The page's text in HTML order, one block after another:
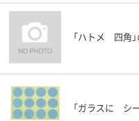
「ハトメ 四角
「ガラスに シ